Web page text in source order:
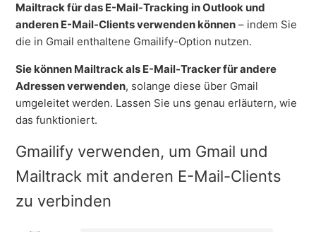
Mailtrack für das E-Mail-Tracking in Outlook und
anderen E-Mail-Clients verwenden können – indem Sie
die in Gmail enthaltene Gmailify-Option nutzen.
Sie können Mailtrack als E-Mail-Tracker für andere
Adressen verwenden, solange diese über Gmail
umgeleitet werden. Lassen Sie uns genau erläutern, wie
das funktioniert.
Gmailify verwenden, um Gmail und
Mailtrack mit anderen E-Mail-Clients
zu verbinden